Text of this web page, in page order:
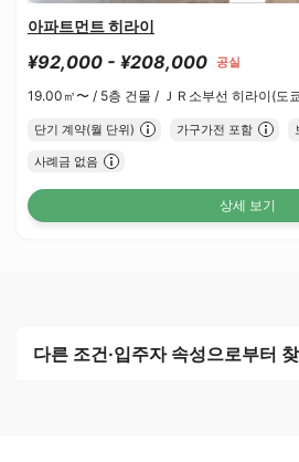
아파트먼트 히라이
¥92,000 - ¥208,000 공실
19.00㎡〜 / 5층 건물 / ＪＲ소부선 히라이(도
단기 계약(월 단위) 가구가전 포함
사례금 없음
상세 보기
다른 조건·입주자 속성으로부터